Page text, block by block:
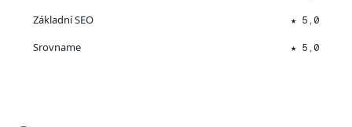
Základní SEO ★ 5,0
Srovname ★ 5,0